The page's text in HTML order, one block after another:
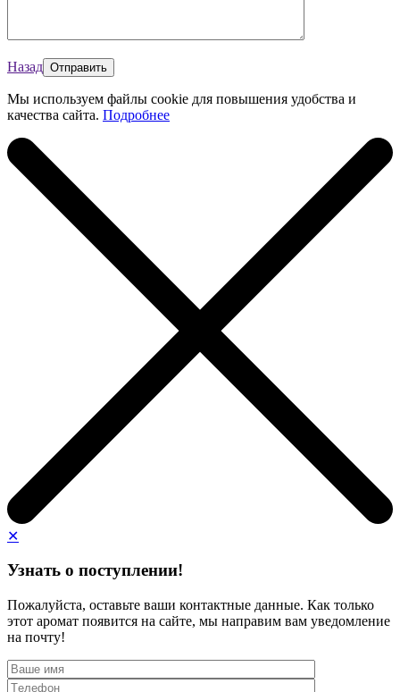
Назад
Мы используем файлы cookie для повышения удобства и
качества сайта. Подробнее
✕
Узнать о поступлении!
Пожалуйста, оставьте ваши контактные данные. Как только
этот аромат появится на сайте, мы направим вам уведомление
на почту!